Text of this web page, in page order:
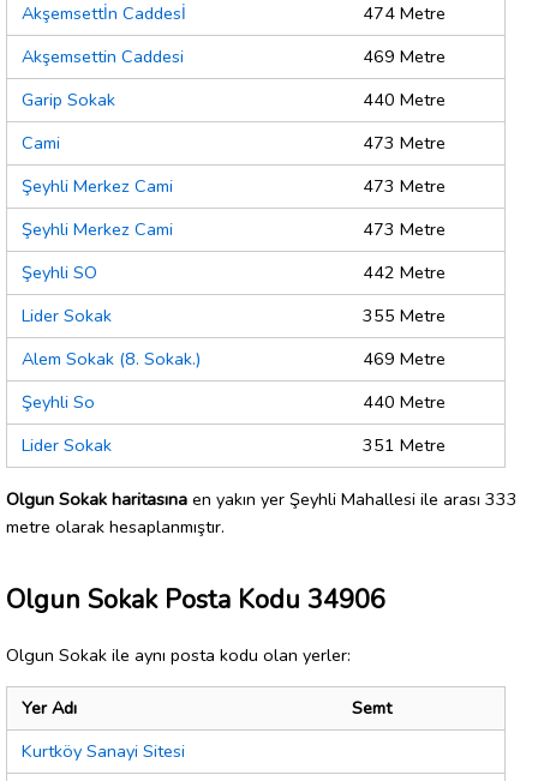
Akşemsettİn Caddesİ
474 Metre
Akşemsettin Caddesi
469 Metre
Garip Sokak
440 Metre
Cami
473 Metre
Şeyhli Merkez Cami
473 Metre
Şeyhli Merkez Cami
473 Metre
Şeyhli SO
442 Metre
Lider Sokak
355 Metre
Alem Sokak (8. Sokak.)
469 Metre
Şeyhli So
440 Metre
Lider Sokak
351 Metre
Olgun Sokak haritasına en yakın yer Şeyhli Mahallesi ile arası 333
metre olarak hesaplanmıştır.
Olgun Sokak Posta Kodu 34906
Olgun Sokak ile aynı posta kodu olan yerler:
Yer Adı
Semt
Kurtköy Sanayi Sitesi